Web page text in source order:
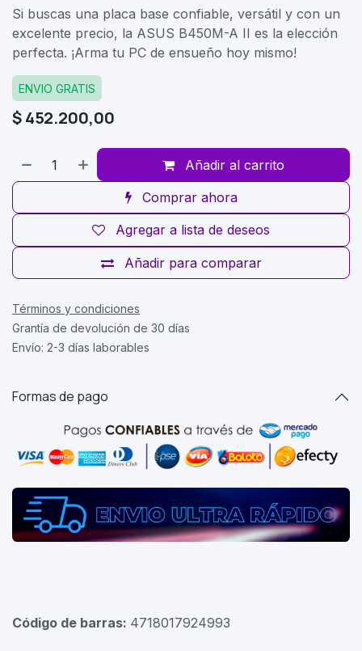
Si buscas una placa base confiable, versátil y con un
excelente precio, la ASUS B450M-A II es la elección
perfecta. ¡Arma tu PC de ensueño hoy mismo!
ENVIO GRATIS
$452.200,00
Añadir al carrito
Comprar ahora
Añadir para comparar
Agregar a lista de deseos
Términos y condiciones
Grantía de devolución de 30 días
Envío: 2-3 días laborables
Formas de pago
Código de barras: 4718017924993